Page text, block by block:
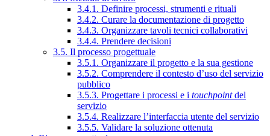
3.4.1. Definire processi, strumenti e rituali
3.4.2. Curare la documentazione di progetto
3.4.3. Organizzare tavoli tecnici collaborativi
3.4.4. Prendere decisioni
3.5. Il processo progettuale
3.5.1. Organizzare il progetto e la sua gestione
3.5.2. Comprendere il contesto d’uso del servizio
pubblico
3.5.3. Progettare i processi e i touchpointdel
servizio
3.5.4. Realizzare l’interfaccia utente del servizio
3.5.5. Validare la soluzione ottenuta